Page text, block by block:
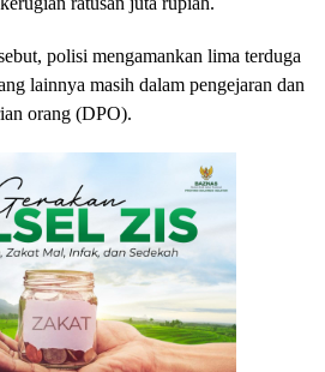
polisi mengamankan lima terduga
lainnya masih dalam pengejaran dan
orang (DPO).